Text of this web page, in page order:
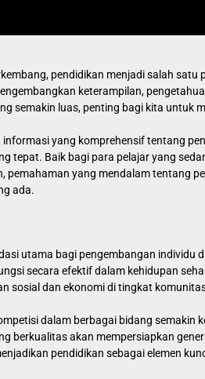
pendidikan menjadi salah
keterampilan,
semakin luas, penting bagi kita untuk
yang komprehensif tentang
tepat. Baik bagi para pelajar yang
pemahaman yang mendalam tentang
ada.
utama bagi pengembangan individu
secara efektif dalam kehidupan
sosial dan ekonomi di tingkat
dalam berbagai bidang
berkualitas akan mempersiapkan
pendidikan sebagai elemen